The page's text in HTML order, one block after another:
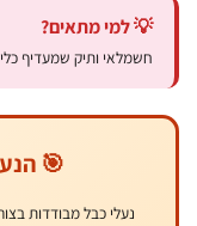
💡 למי מתאים?
חשמלאי ותיק שמעדיף כלי
🎯
נעלי כבל מבודדות בצורת Y/U/Ring לפי תקן